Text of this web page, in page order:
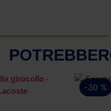
-30 %